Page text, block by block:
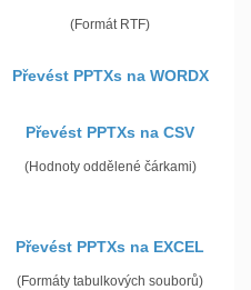
(Formát RTF)
Převést PPTXs na WORDX
Převést PPTXs na CSV
(Hodnoty oddělené čárkami)
Převést PPTXs na EXCEL
(Formáty tabulkových souborů)